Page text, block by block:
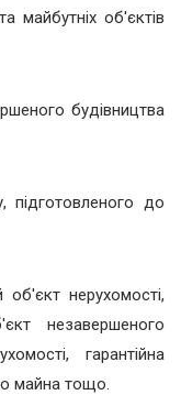
майбутніх об'єктів
будівництва
підготовленого до
об'єкт нерухомості,
незавершеного
гарантійна
майна тощо.